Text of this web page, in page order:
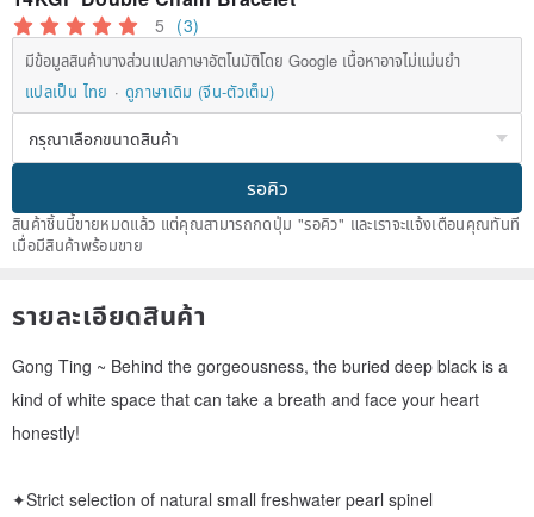
5 (3)
มีข้อมูลสินค้าบางส่วนแปลภาษาอัตโนมัติโดย Google เนื้อหาอาจไม่แม่นยำ
แปลเป็น ไทย
ดูภาษาเดิม (จีน-ตัวเต็ม)
รอคิว
สินค้าชิ้นนี้ขายหมดแล้ว แต่คุณสามารถกดปุ่ม "รอคิว" และเราจะแจ้งเตือนคุณทันที
เมื่อมีสินค้าพร้อมขาย
รายละเอียดสินค้า
Gong Ting ~ Behind the gorgeousness, the buried deep black is a
kind of white space that can take a breath and face your heart
honestly!
✦Strict selection of natural small freshwater pearl spinel